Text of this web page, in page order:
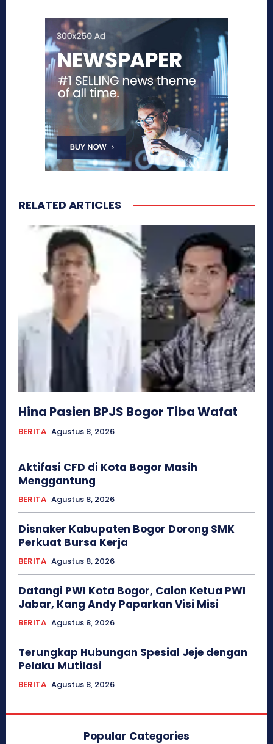
RELATED ARTICLES
Hina Pasien BPJS Bogor Tiba Wafat
BERITA Agustus 8, 2026
Aktifasi CFD di Kota Bogor Masih
Menggantung
BERITA Agustus 8, 2026
Disnaker Kabupaten Bogor Dorong SMK
Perkuat Bursa Kerja
BERITA Agustus 8, 2026
Datangi PWI Kota Bogor, Calon Ketua PWI
Jabar, Kang Andy Paparkan Visi Misi
BERITA Agustus 8, 2026
Terungkap Hubungan Spesial Jeje dengan
Pelaku Mutilasi
BERITA Agustus 8, 2026
Popular Categories